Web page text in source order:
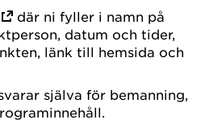
där ni fyller i namn på
datum och tider,
länk till hemsida och
själva för bemanning,